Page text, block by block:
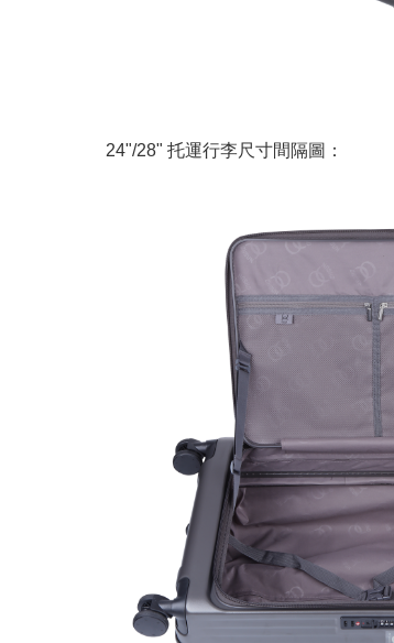
24"/28" 托運行李尺寸間隔圖：